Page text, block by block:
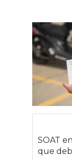
SOAT
que